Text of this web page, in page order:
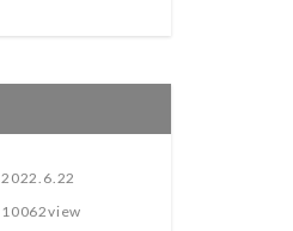
2022.6.22
10062view